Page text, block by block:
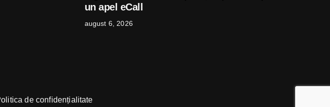
un apel eCall
august 6, 2026
de confidențialitate